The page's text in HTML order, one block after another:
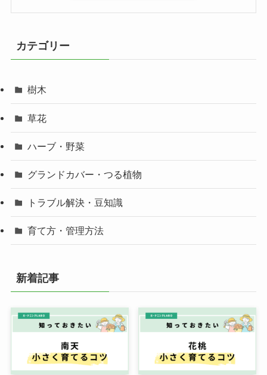
カテゴリー
樹木
草花
ハーブ・野菜
グランドカバー・つる植物
トラブル解決・豆知識
育て方・管理方法
新着記事